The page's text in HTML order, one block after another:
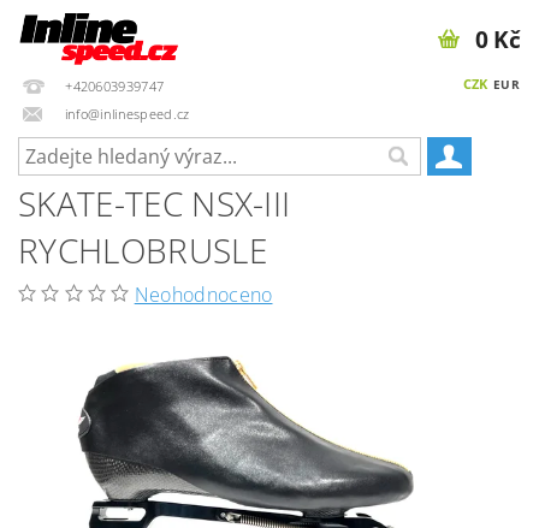
+420603939747
info@inlinespeed.cz
CZK EUR
0 Kč
SKATE-TEC NSX-III
RYCHLOBRUSLE
Neohodnoceno